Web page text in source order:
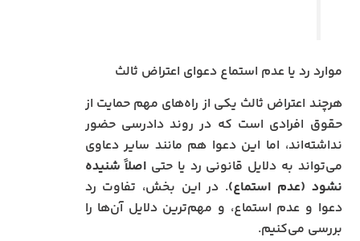
موارد رد یا عدم استماع دعوای اعتراض ثالث
هرچند اعتراض ثالث یکی از راه‌های مهم حمایت از
حقوق افرادی است که در روند دادرسی حضور
نداشته‌اند، اما این دعوا هم مانند سایر دعاوی
می‌تواند به دلایل قانونی رد یا حتی اصلاً شنیده
نشود (عدم استماع). در این بخش، تفاوت رد
دعوا و عدم استماع، و مهم‌ترین دلایل آن‌ها را
بررسی می‌کنیم.